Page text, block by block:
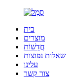
בית
מוצרים
חֲדָשׁוֹת
שאלות נפוצות
עלינו
צור קשר